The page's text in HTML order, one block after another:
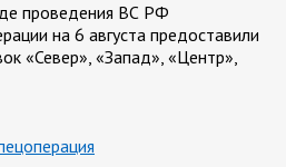
проведения ВС РФ
на 6 августа предоставили
«Север», «Запад», «Центр»,